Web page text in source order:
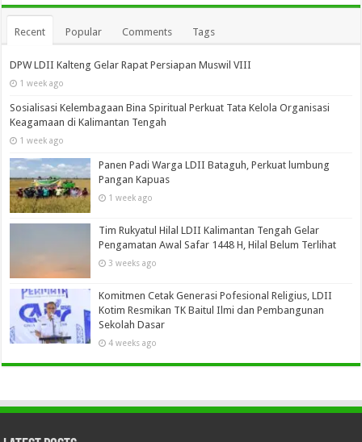
Recent Popular Comments Tags
DPW LDII Kalteng Gelar Rapat Persiapan Muswil VIII
1 week ago
Sosialisasi Kelembagaan Bina Spiritual Perkuat Tata Kelola Organisasi
Keagamaan di Kalimantan Tengah
1 week ago
Panen Padi Warga LDII Bataguh, Perkuat lumbung
Pangan Kapuas
1 week ago
Tim Rukyatul Hilal LDII Kalimantan Tengah Gelar
Pengamatan Awal Safar 1448 H, Hilal Belum Terlihat
3 weeks ago
Komitmen Cetak Generasi Pofesional Religius, LDII
Kotim Resmikan TK Baitul Ilmi dan Pembangunan
Sekolah Dasar
4 weeks ago